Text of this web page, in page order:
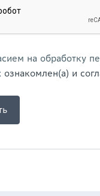
на обработку
ознакомлен(а) и